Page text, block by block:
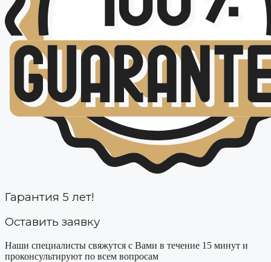
Гарантия 5 лет!
Оставить заявку
Наши специалисты свяжутся с Вами в течение 15 минут и
проконсультируют по всем вопросам